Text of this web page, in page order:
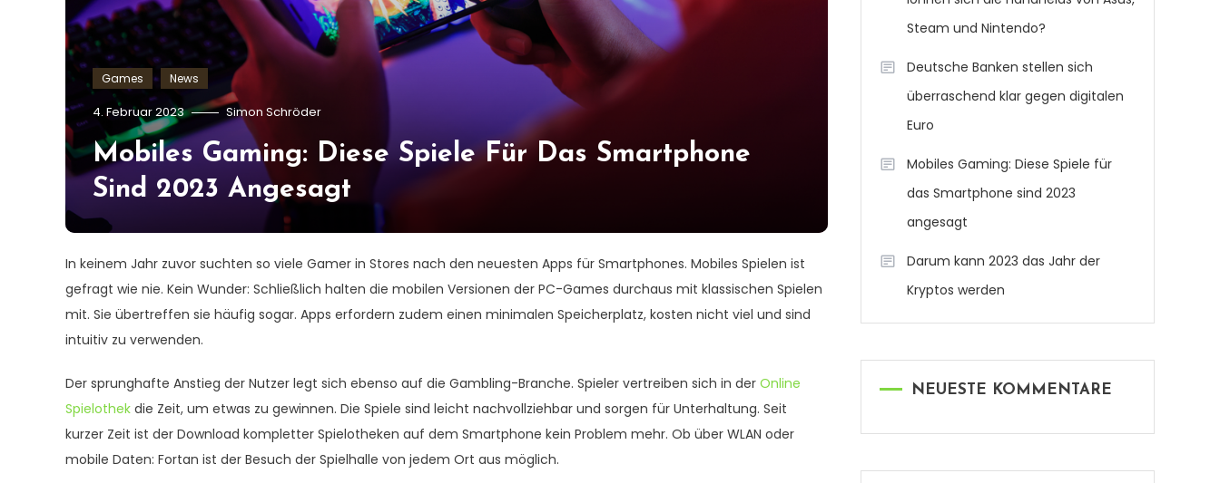
Games News
4. Februar 2023 Simon Schröder
Mobiles Gaming: Diese Spiele Für Das Smartphone
Sind 2023 Angesagt
In keinem Jahr zuvor suchten so viele Gamer in Stores nach den neuesten Apps für Smartphones. Mobiles Spielen ist
gefragt wie nie. Kein Wunder: Schließlich halten die mobilen Versionen der PC-Games durchaus mit klassischen Spielen
mit. Sie übertreffen sie häufig sogar. Apps erfordern zudem einen minimalen Speicherplatz, kosten nicht viel und sind
intuitiv zu verwenden.
Der sprunghafte Anstieg der Nutzer legt sich ebenso auf die Gambling-Branche. Spieler vertreiben sich in der Online
Spielothek die Zeit, um etwas zu gewinnen. Die Spiele sind leicht nachvollziehbar und sorgen für Unterhaltung. Seit
kurzer Zeit ist der Download kompletter Spielotheken auf dem Smartphone kein Problem mehr. Ob über WLAN oder
mobile Daten: Fortan ist der Besuch der Spielhalle von jedem Ort aus möglich.
Steam und Nintendo?
Deutsche Banken stellen sich
überraschend klar gegen digitalen
Euro
Mobiles Gaming: Diese Spiele für
das Smartphone sind 2023
angesagt
Darum kann 2023 das Jahr der
Kryptos werden
NEUESTE KOMMENTARE